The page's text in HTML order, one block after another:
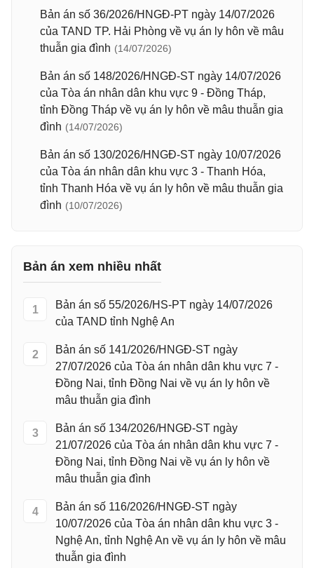
Bản án số 36/2026/HNGĐ-PT ngày 14/07/2026
của TAND TP. Hải Phòng về vụ án ly hôn về mâu
thuẫn gia đình (14/07/2026)
Bản án số 148/2026/HNGĐ-ST ngày 14/07/2026
của Tòa án nhân dân khu vực 9 - Đồng Tháp,
tỉnh Đồng Tháp về vụ án ly hôn về mâu thuẫn gia
đình (14/07/2026)
Bản án số 130/2026/HNGĐ-ST ngày 10/07/2026
của Tòa án nhân dân khu vực 3 - Thanh Hóa,
tỉnh Thanh Hóa về vụ án ly hôn về mâu thuẫn gia
đình (10/07/2026)
Bản án xem nhiều nhất
1
Bản án số 55/2026/HS-PT ngày 14/07/2026
của TAND tỉnh Nghệ An
2
Bản án số 141/2026/HNGĐ-ST ngày
27/07/2026 của Tòa án nhân dân khu vực 7 -
Đồng Nai, tỉnh Đồng Nai về vụ án ly hôn về
mâu thuẫn gia đình
3
Bản án số 134/2026/HNGĐ-ST ngày
21/07/2026 của Tòa án nhân dân khu vực 7 -
Đồng Nai, tỉnh Đồng Nai về vụ án ly hôn về
mâu thuẫn gia đình
4
Bản án số 116/2026/HNGĐ-ST ngày
10/07/2026 của Tòa án nhân dân khu vực 3 -
Nghệ An, tỉnh Nghệ An về vụ án ly hôn về mâu
thuẫn gia đình